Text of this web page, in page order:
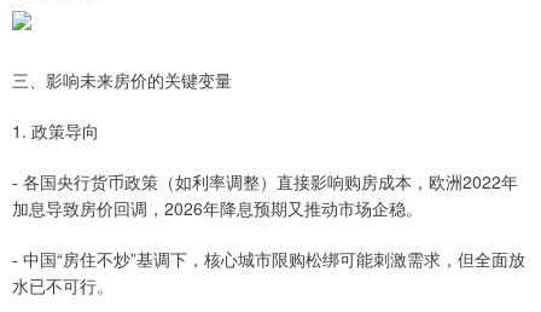
三、影响未来房价的关键变量
1. 政策导向
- 各国央行货币政策（如利率调整）直接影响购房成本，欧洲2022年
加息导致房价回调，2026年降息预期又推动市场企稳。
- 中国“房住不炒”基调下，核心城市限购松绑可能刺激需求，但全面放
水已不可行。